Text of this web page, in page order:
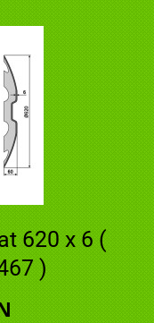
620 x 6 (
)